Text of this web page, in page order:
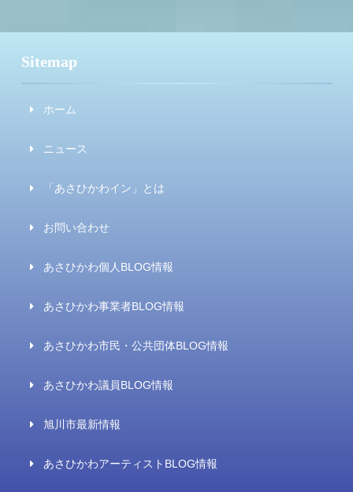
Sitemap
ホーム
ニュース
「あさひかわイン」とは
お問い合わせ
あさひかわ個人BLOG情報
あさひかわ事業者BLOG情報
あさひかわ市民・公共団体BLOG情報
あさひかわ議員BLOG情報
旭川市最新情報
あさひかわアーティストBLOG情報